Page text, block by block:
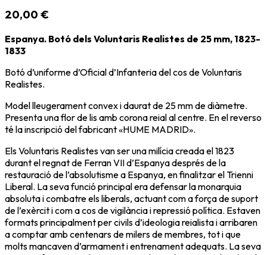
20,00 €
Espanya. Botó dels Voluntaris Realistes de 25 mm, 1823-
1833
Botó d’uniforme d’Oficial d’Infanteria del cos de Voluntaris
Realistes.
Model lleugerament convex i daurat de 25 mm de diàmetre.
Presenta una flor de lis amb corona reial al centre. En el reverso
té la inscripció del fabricant «HUME MADRID».
Els Voluntaris Realistes van ser una milícia creada el 1823
durant el regnat de Ferran VII d’Espanyadesprés de la
restauració de l’absolutisme a Espanya, en finalitzar el Trienni
Liberal. La seva funció principal era defensar la monarquia
absoluta i combatre els liberals, actuant com a força de suport
de l’exèrcit i com a cos de vigilància i repressió política. Estaven
formats principalment per civils d’ideologia reialista i arribaren
a comptar amb centenars de milers de membres, tot i que
molts mancaven d’armament i entrenament adequats. La seva